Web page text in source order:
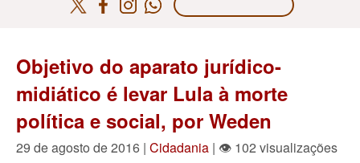
Objetivo do aparato jurídico-
midiático é levar Lula à morte
política e social, por Weden
29 de agosto de 2016 | Cidadania | 👁 102 visualizações